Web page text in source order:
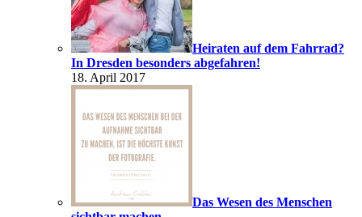
Heiraten auf dem Fahrrad?
In Dresden besonders abgefahren!
18. April 2017
Das Wesen des Menschen